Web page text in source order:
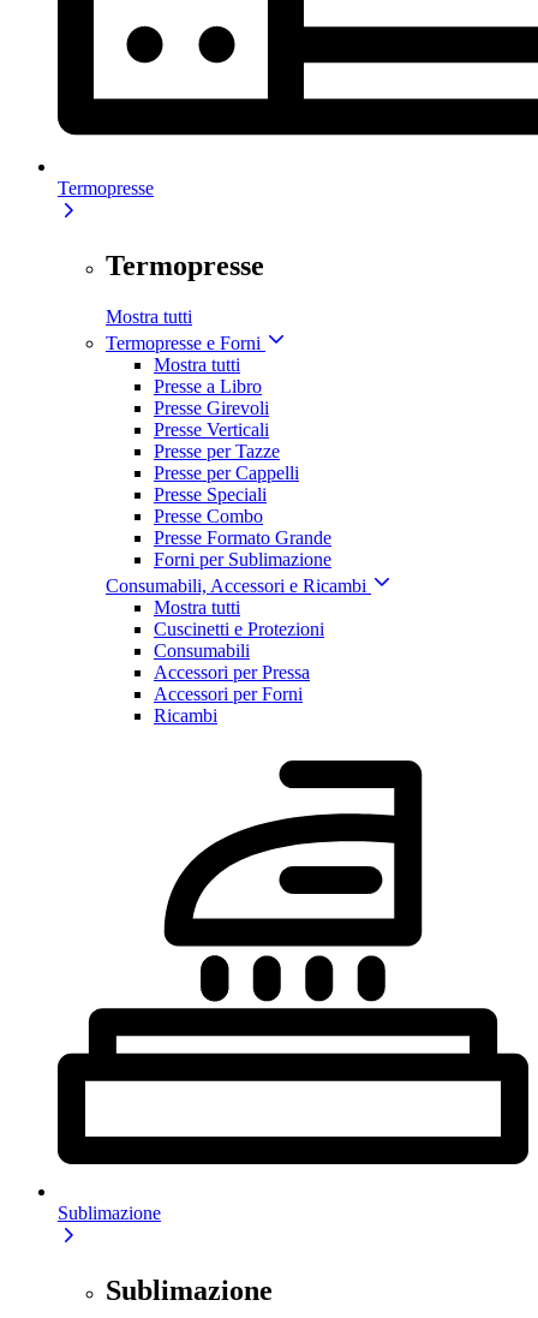
Termopresse
Termopresse
Mostra tutti
Termopresse e Forni
Mostra tutti
Presse a Libro
Presse Girevoli
Presse Verticali
Presse per Tazze
Presse per Cappelli
Presse Speciali
Presse Combo
Presse Formato Grande
Forni per Sublimazione
Consumabili, Accessori e Ricambi
Mostra tutti
Cuscinetti e Protezioni
Consumabili
Accessori per Pressa
Accessori per Forni
Ricambi
Sublimazione
Sublimazione